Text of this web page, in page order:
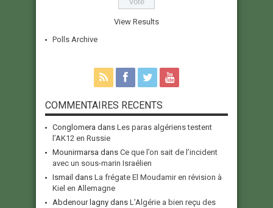
View Results
Polls Archive
COMMENTAIRES RECENTS
Conglomera dans Les paras algériens testent
l’AK12 en Russie
Mounirmarsa dans Ce que l’on sait de l’incident
avec un sous-marin Israélien
Ismail dans La frégate El Moudamir en révision à
Kiel en Allemagne
Abdenour lagny dans L’Algérie a bien reçu des